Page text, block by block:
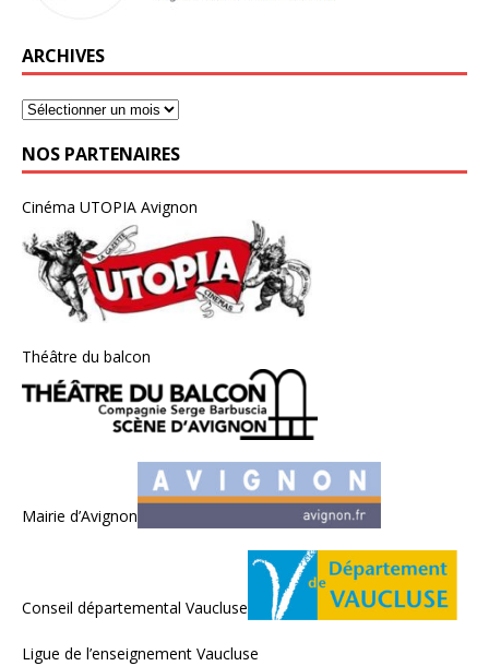
ARCHIVES
NOS PARTENAIRES
Cinéma UTOPIA Avignon
Théâtre du balcon
Mairie d’Avignon
Conseil départemental Vaucluse
Ligue de l’enseignement Vaucluse